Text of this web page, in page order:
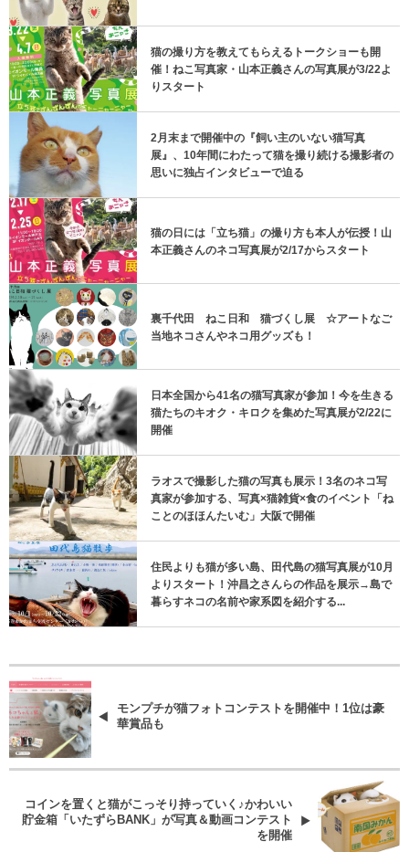
猫の撮り方を教えてもらえるトークショーも開
催！ねこ写真家・山本正義さんの写真展が3/22よ
りスタート
2月末まで開催中の『飼い主のいない猫写真
展』、10年間にわたって猫を撮り続ける撮影者の
思いに独占インタビューで迫る
猫の日には「立ち猫」の撮り方も本人が伝授！山
本正義さんのネコ写真展が2/17からスタート
裏千代田 ねこ日和 猫づくし展 ☆アートなご
当地ネコさんやネコ用グッズも！
日本全国から41名の猫写真家が参加！今を生きる
猫たちのキオク・キロクを集めた写真展が2/22に
開催
ラオスで撮影した猫の写真も展示！3名のネコ写
真家が参加する、写真×猫雑貨×食のイベント「ね
ことのほほんたいむ」大阪で開催
住民よりも猫が多い島、田代島の猫写真展が10月
よりスタート！沖昌之さんらの作品を展示→島で
暮らすネコの名前や家系図を紹介する...
モンプチが猫フォトコンテストを開催中！1位は豪
華賞品も
コインを置くと猫がこっそり持っていく♪かわいい
貯金箱「いたずらBANK」が写真＆動画コンテスト
を開催